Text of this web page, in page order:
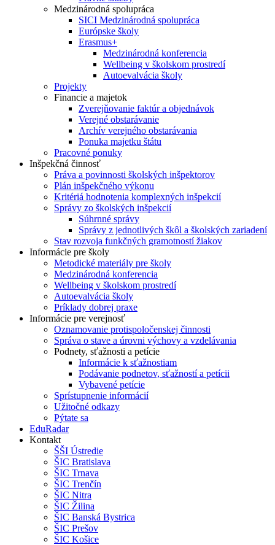
Medzinárodná spolupráca
SICI Medzinárodná spolupráca
Európske školy
Erasmus+
Medzinárodná konferencia
Wellbeing v školskom prostredí
Autoevalvácia školy
Projekty
Financie a majetok
Zverejňovanie faktúr a objednávok
Verejné obstarávanie
Archív verejného obstarávania
Ponuka majetku štátu
Pracovné ponuky
Inšpekčná činnosť
Práva a povinnosti školských inšpektorov
Plán inšpekčného výkonu
Kritériá hodnotenia komplexných inšpekcií
Správy zo školských inšpekcií
Súhrnné správy
Správy z jednotlivých škôl a školských zariadení
Stav rozvoja funkčných gramotností žiakov
Informácie pre školy
Metodické materiály pre školy
Medzinárodná konferencia
Wellbeing v školskom prostredí
Autoevalvácia školy
Príklady dobrej praxe
Informácie pre verejnosť
Oznamovanie protispoločenskej činnosti
Správa o stave a úrovni výchovy a vzdelávania
Podnety, sťažnosti a petície
Informácie k sťažnostiam
Podávanie podnetov, sťažností a petícii
Vybavené petície
Sprístupnenie informácií
Užitočné odkazy
Pýtate sa
EduRadar
Kontakt
ŠŠI Ústredie
ŠIC Bratislava
ŠIC Trnava
ŠIC Trenčín
ŠIC Nitra
ŠIC Žilina
ŠIC Banská Bystrica
ŠIC Prešov
ŠIC Košice